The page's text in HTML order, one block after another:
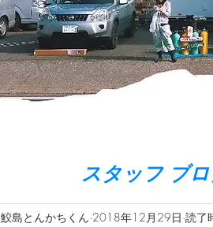
スタッフ ブ
鮫島とんかちくん 2018年12月29日 読了